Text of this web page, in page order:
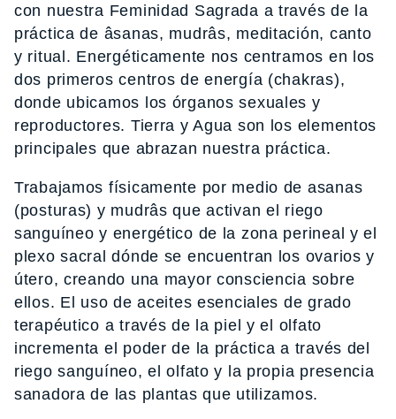
con nuestra Feminidad Sagrada a través de la
práctica de âsanas, mudrâs, meditación, canto
y ritual. Energéticamente nos centramos en los
dos primeros centros de energía (chakras),
donde ubicamos los órganos sexuales y
reproductores. Tierra y Agua son los elementos
principales que abrazan nuestra práctica.
Trabajamos físicamente por medio de asanas
(posturas) y mudrâs que activan el riego
sanguíneo y energético de la zona perineal y el
plexo sacral dónde se encuentran los ovarios y
útero, creando una mayor consciencia sobre
ellos. El uso de aceites esenciales de grado
terapéutico a través de la piel y el olfato
incrementa el poder de la práctica a través del
riego sanguíneo, el olfato y la propia presencia
sanadora de las plantas que utilizamos.